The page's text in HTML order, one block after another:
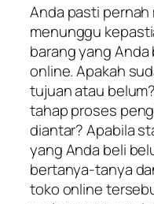
Anda pasti pernah
menunggu
barang yang
online. Apakah
tujuan atau
tahap proses
diantar? Apabila
yang Anda beli
bertanya-tanya
toko online